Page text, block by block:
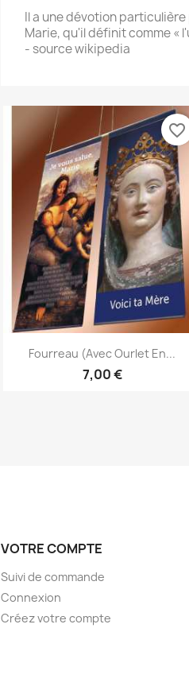
Il a une dévotion
Marie, qu'il définit comme «
- source wikipedia
Aperçu rapide
Fourreau (avec Ourlet En...
7,00 €
favorite_border
VOTRE COMPTE
Suivi de commande
Connexion
Créez votre compte